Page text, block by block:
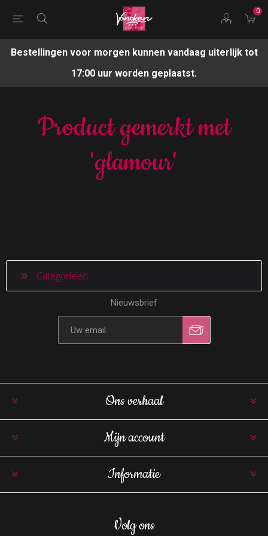
0
Bestellingen voor morgen kunnen vandaag uiterlijk tot
17:00 uur worden geplaatst.
Product gemerkt met
'glamour'
Categorieen
Nieuwsbrief
Ons verhaal
Mijn account
Informatie
Volg ons